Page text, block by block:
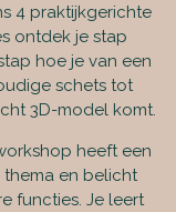
4 praktijkgerichte
ontdek je stap
hoe je van een
schets tot
3D-model komt.
heeft een
thema en belicht
functies. Je leert